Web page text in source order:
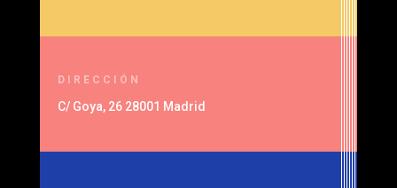
DIRECCIÓN
C/ Goya, 26 28001 Madrid